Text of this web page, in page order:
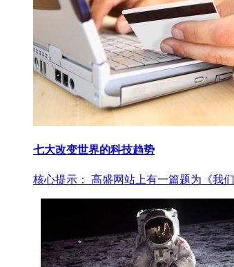
七大改变世界的科技趋势
核心提示： 高盛网站上有一篇题为《我